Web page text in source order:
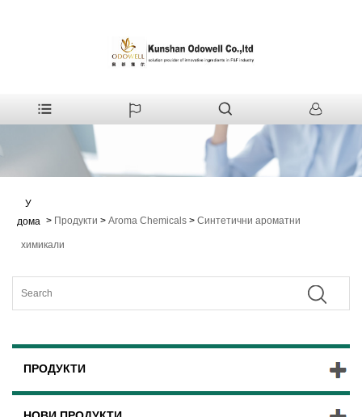
У
дома > Продукти > Aroma Chemicals > Синтетични ароматни
химикали
ПРОДУКТИ